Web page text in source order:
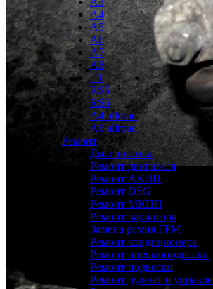
A4
A5
A6
A7
A8
TT
RS5
RS6
A4 allroad
A6 allroad
Ремонт
Диагностика
Ремонт двигателя
Ремонт АКПП
Ремонт DSG
Ремонт МКПП
Ремонт вариатора
Замена ремня ГРМ
Ремонт кондиционера
Ремонт пневмоподвески
Ремонт подвески
Ремонт рулевого